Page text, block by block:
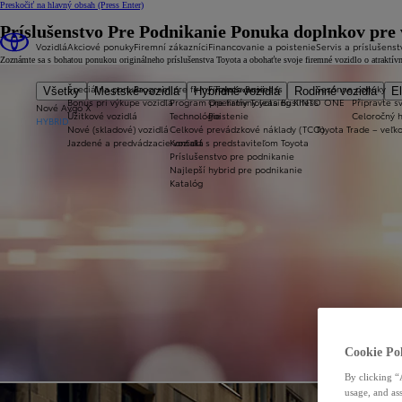
Preskočiť na hlavný obsah (Press Enter)
Vozidlá
Všetky Mestské vozidlá Hybridné vozidlá Rodinné vozidlá
Nové Aygo X
HYBRID
Akciové ponuky
Špeciálna ponuka
Bonus pri výkupe vozidla
Úžitkové vozidlá
Nové (skladové) vozidlá
Jazdené a predvádzacie vozidlá
Firemní zákazníci
Program pre firmy Toyota Business
Program pre firmy Toyota Business
Technológie
Celkové prevádzkové náklady (TCO)
Kontakt s predstaviteľom Toyota
Príslušenstvo pre podnikanie
Najlepší hybrid pre podnikanie
Katalóg
Financovanie a poistenie
Financovanie
Operatívny leasing KINTO ONE
Poistenie
Servis a
Sezónne ponuky
Připravte
Celoročný
Toyota Trade –
Príslušenstvo Pre Podnikanie Ponuka doplnkov pre
Zoznámte sa s bohatou ponukou originálneho príslušenstva Toyota a obohaťte svoje firemné vozidlo o
Cookie
By clicking
usage, and